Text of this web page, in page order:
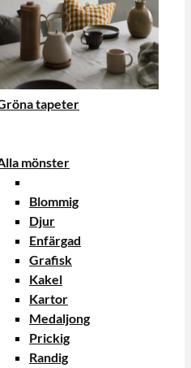
tapeter
mönster
Blommig
Djur
Enfärgad
Grafisk
Kakel
Kartor
Medaljong
Prickig
Randig